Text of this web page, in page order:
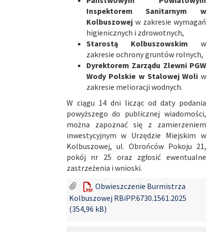
Inspektorem Sanitarnym w
Kolbuszowej w zakresie wymagań
higienicznych i zdrowotnych,
Starostą Kolbuszowskim w
zakresie ochrony gruntów rolnych,
Dyrektorem Zarządu Zlewni PGW
Wody Polskie w Stalowej Woli w
zakresie melioracji wodnych.
W ciągu 14 dni licząc od daty podania
powyższego do publicznej wiadomości,
można zapoznać się z zamierzeniem
inwestycyjnym w Urzędzie Miejskim w
Kolbuszowej, ul. Obrońców Pokoju 21,
pokój nr 25 oraz zgłosić ewentualne
zastrzeżenia i wnioski.
Obwieszczenie Burmistrza
Kolbuszowej RBiPP.6730.1561.2025
(354,96 kB)